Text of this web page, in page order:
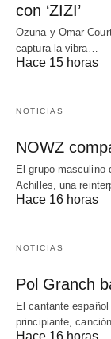
con ‘ZIZI’
Ozuna y Omar
captura la vibra…
Hace 15 horas
NOTICIAS
NOWZ
El grupo masculino
Achilles, una
Hace 16 horas
NOTICIAS
Pol Granch
El cantante
principiante,
Hace 16 horas